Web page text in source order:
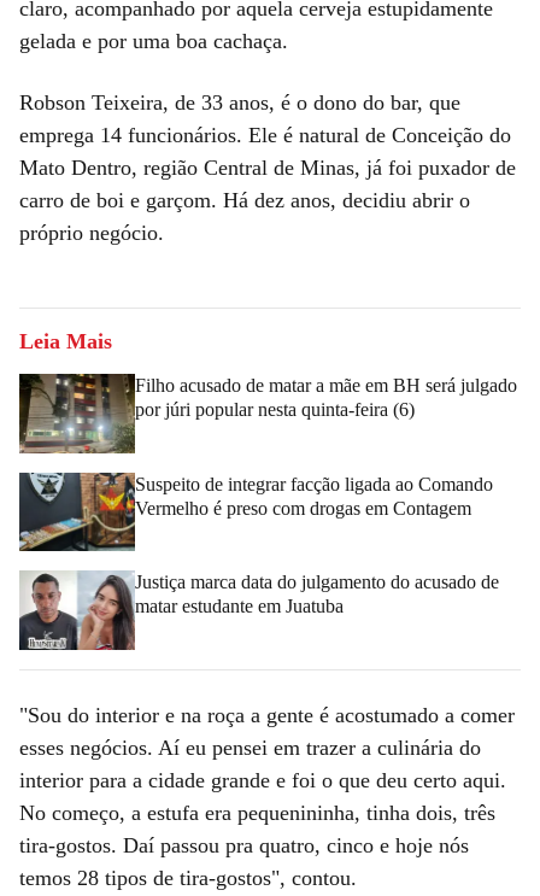
claro, acompanhado por aquela cerveja estupidamente
gelada e por uma boa cachaça.
Robson Teixeira, de 33 anos, é o dono do bar, que
emprega 14 funcionários. Ele é natural de Conceição do
Mato Dentro, região Central de Minas, já foi puxador de
carro de boi e garçom. Há dez anos, decidiu abrir o
próprio negócio.
Leia Mais
Filho acusado de matar a mãe em BH será julgado
por júri popular nesta quinta-feira (6)
Suspeito de integrar facção ligada ao Comando
Vermelho é preso com drogas em Contagem
Justiça marca data do julgamento do acusado de
matar estudante em Juatuba
"Sou do interior e na roça a gente é acostumado a comer
esses negócios. Aí eu pensei em trazer a culinária do
interior para a cidade grande e foi o que deu certo aqui.
No começo, a estufa era pequenininha, tinha dois, três
tira-gostos. Daí passou pra quatro, cinco e hoje nós
temos 28 tipos de tira-gostos", contou.